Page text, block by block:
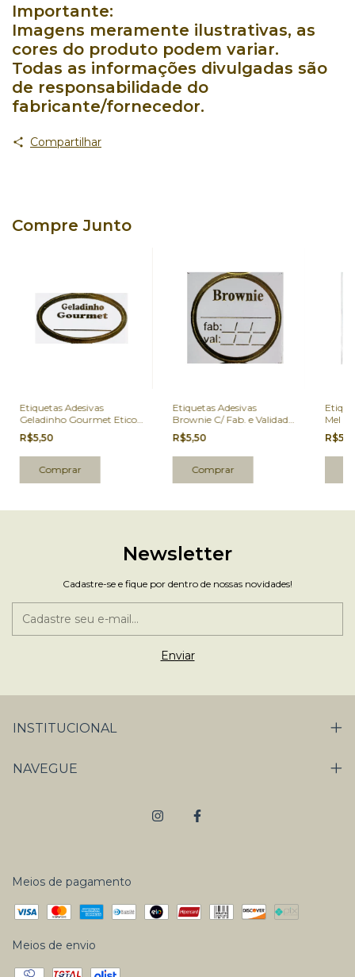
Importante:
Imagens meramente ilustrativas, as
cores do produto podem variar.
Todas as informações divulgadas são
de responsabilidade do
fabricante/fornecedor.
Compartilhar
Compre Junto
Etiquetas Adesivas
Geladinho Gourmet Eticol
100 Un.
R$5,50
Etiquetas Adesivas
Brownie C/ Fab. e Validade
Eticol 100 Un.
R$5,50
Mel
Un.
Newsletter
Cadastre-se e fique por dentro de nossas novidades!
INSTITUCIONAL
NAVEGUE
Meios de pagamento
Meios de envio